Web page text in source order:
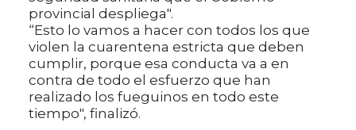
provincial despliega".
“Esto lo vamos a hacer con todos los que
violen la cuarentena estricta que deben
cumplir, porque esa conducta va a en
contra de todo el esfuerzo que han
realizado los fueguinos en todo este
tiempo", finalizó.